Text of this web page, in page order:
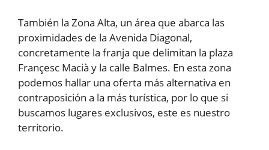
También la Zona Alta, un área que abarca las
proximidades de la Avenida Diagonal,
concretamente la franja que delimitan la plaza
Françesc Macià y la calle Balmes. En esta zona
podemos hallar una oferta más alternativa en
contraposición a la más turística, por lo que si
buscamos lugares exclusivos, este es nuestro
territorio.